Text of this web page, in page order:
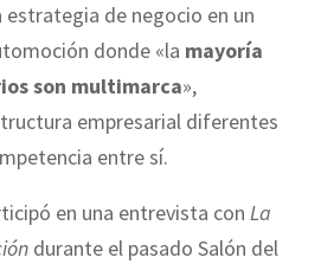
de negocio en un
donde «la mayoría
son multimarca»,
empresarial diferentes
entre sí.
en una entrevista con La
durante el pasado Salón del